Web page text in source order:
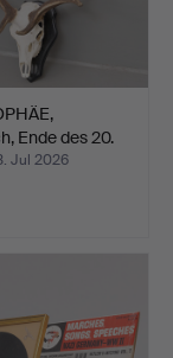
Ende des 20.
Jul 2026